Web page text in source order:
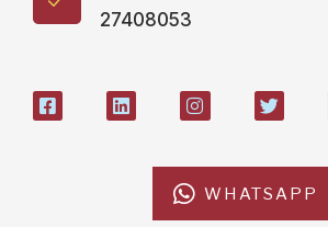
27408053
WHATSAPP